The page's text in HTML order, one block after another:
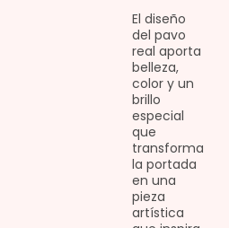
El diseño
del pavo
real aporta
belleza,
color y un
brillo
especial
que
transforma
la portada
en una
pieza
artística